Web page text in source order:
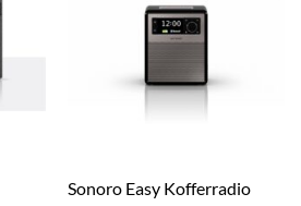
Sonoro Easy Kofferradio